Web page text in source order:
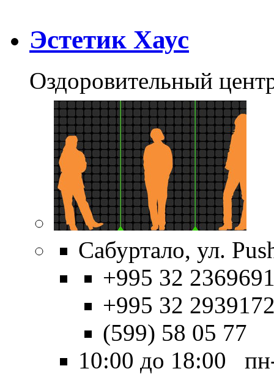
Эстетик Хаус
Оздоровительный
Сабуртало, ул.
+995 32
+995 32
(599) 58 05 77
10:00 до 18:00